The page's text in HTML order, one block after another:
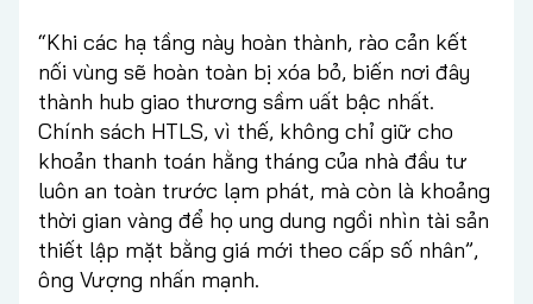
“Khi các hạ tầng này hoàn thành, rào cản kết
nối vùng sẽ hoàn toàn bị xóa bỏ, biến nơi đây
thành hub giao thương sầm uất bậc nhất.
Chính sách HTLS, vì thế, không chỉ giữ cho
khoản thanh toán hằng tháng của nhà đầu tư
luôn an toàn trước lạm phát, mà còn là khoảng
thời gian vàng để họ ung dung ngồi nhìn tài sản
thiết lập mặt bằng giá mới theo cấp số nhân”,
ông Vượng nhấn mạnh.